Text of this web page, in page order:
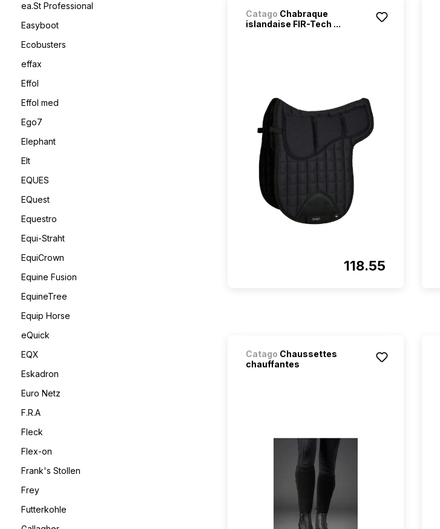
ea.St Professional
Easyboot
Ecobusters
effax
Effol
Effol med
Ego7
Elephant
Elt
EQUES
EQuest
Equestro
Equi-Straht
EquiCrown
Equine Fusion
EquineTree
Equip Horse
eQuick
EQX
Eskadron
Euro Netz
F.R.A
Fleck
Flex-on
Frank's Stollen
Frey
Futterkohle
Catago Chabraque
islandaise FIR-Tech ...
118.55
Catago Chaussettes
chauffantes